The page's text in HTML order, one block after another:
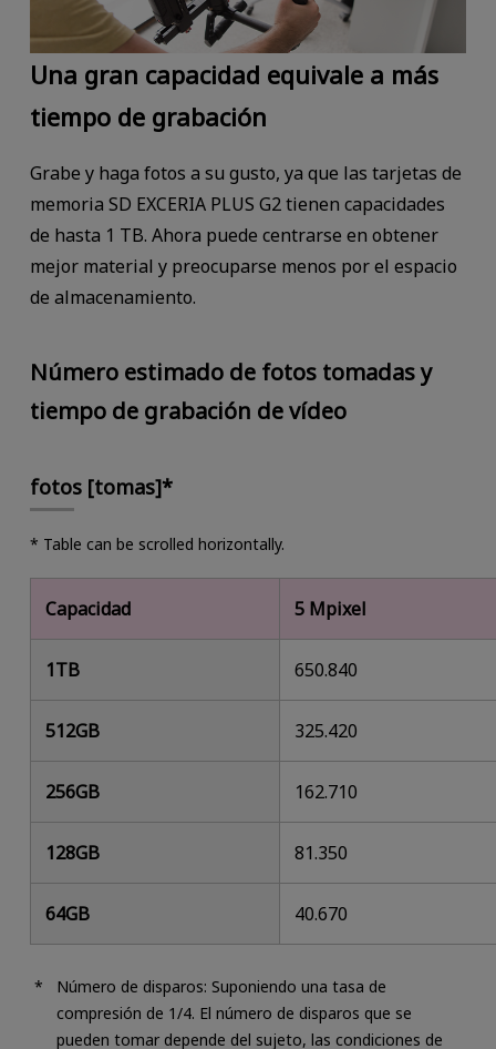
Una gran capacidad equivale a más
tiempo de grabación
Grabe y haga fotos a su gusto, ya que las tarjetas de
memoria SD EXCERIA PLUS G2 tienen capacidades
de hasta 1 TB. Ahora puede centrarse en obtener
mejor material y preocuparse menos por el espacio
de almacenamiento.
Número estimado de fotos tomadas y
tiempo de grabación de vídeo
fotos [tomas]*
* Table can be scrolled horizontally.
Capacidad 5 Mpixel
1TB 650.840
512GB 325.420
256GB 162.710
128GB 81.350
64GB 40.670
Número de disparos: Suponiendo una tasa de
compresión de 1/4. El número de disparos que se
pueden tomar depende del sujeto, las condiciones de